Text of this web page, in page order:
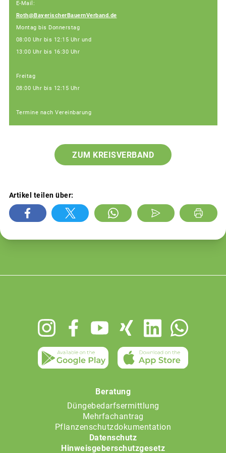
E-Mail:
Roth@BayerischerBauernVerband.de
Montag bis Donnerstag
08:00 Uhr bis 12:15 Uhr und
13:00 Uhr bis 16:30 Uhr
Freitag
08:00 Uhr bis 12:15 Uhr
Termine nach Vereinbarung
ZUM KREISVERBAND
Artikel teilen über:
Beratung
Düngebedarfsermittlung
Mehrfachantrag
Pflanzenschutzdokumentation
Datenschutz
Hinweisgeberschutzgesetz